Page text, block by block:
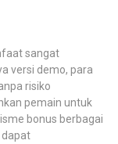
sangat
versi demo, para
risiko
pemain untuk
bonus berbagai
dapat